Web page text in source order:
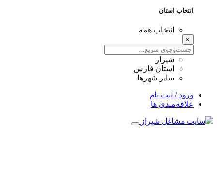
انتخاب استان
انتخاب همه
×
شیراز
استان فارس
سایر شهرها
ورود / ثبت نام
علاقه‌مندی ها